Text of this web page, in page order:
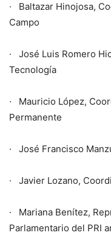
· Baltazar Hinojosa,
Campo
· José Luis Romero
Tecnología
· Mauricio López,
Permanente
· José Francisco
· Javier Lozano,
· Mariana Benítez,
Parlamentario del PRI